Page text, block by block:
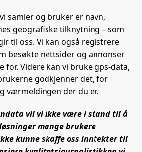
samler og bruker er navn,
geografiske tilknytning – som
til oss. Vi kan også registrere
besøkte nettsider og annonser
for. Videre kan vi bruke gps-data,
godkjenner det, for
værmeldingen der du er.
vil vi ikke være i stand til å
mange brukere
kunne skaffe oss inntekter til